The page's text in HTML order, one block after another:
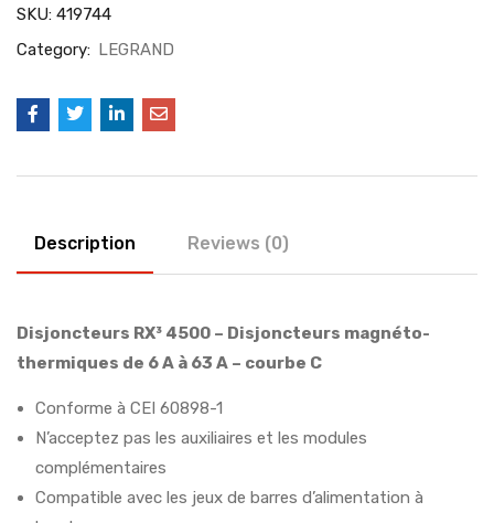
SKU: 419744
Category: LEGRAND
Description Reviews (0)
Disjoncteurs RX³ 4500 – Disjoncteurs magnéto-
thermiques de 6 A à 63 A – courbe C
Conforme à CEI 60898-1
N’acceptez pas les auxiliaires et les modules
complémentaires
Compatible avec les jeux de barres d’alimentation à